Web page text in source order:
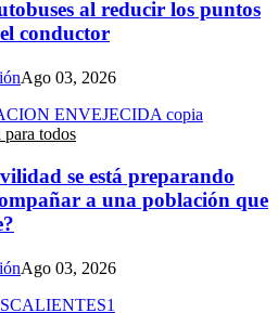
al reducir los puntos
conductor
Ago 03, 2026
todos
se está preparando
a una población que
Ago 03, 2026